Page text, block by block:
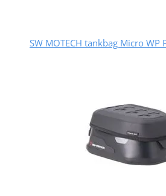
SW MOTECH tankbag Micro WP